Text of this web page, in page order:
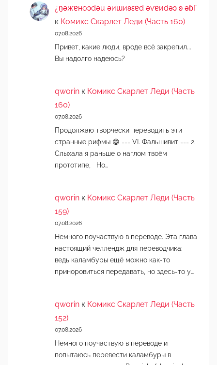
¿n̯ǝжɐноɔdǝu ǝиɯиʚεɐd ǝvɐиdǝɔ ʚ ǝɓГ
к Комикс Скарлет Леди (Часть 160)
07.08.2026
Привет, какие люди, вроде всё закрепил...
Вы надолго надеюсь?
qworin к Комикс Скарлет Леди (Часть
160)
07.08.2026
Продолжаю творчески переводить эти
странные рифмы 😁 === VI. Фальшивит === 2.
Слыхала я раньше о наглом твоём
прототипе, Но…
qworin к Комикс Скарлет Леди (Часть
159)
07.08.2026
Немного поучаствую в переводе. Эта глава
настоящий челлендж для переводчика:
ведь каламбуры ещё можно как-то
приноровиться передавать, но здесь-то у…
qworin к Комикс Скарлет Леди (Часть
152)
07.08.2026
Немного поучаствую в переводе и
попытаюсь перевести каламбуры в